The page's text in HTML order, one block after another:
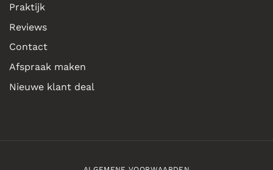
Praktijk
Reviews
Contact
Afspraak maken
Nieuwe klant deal